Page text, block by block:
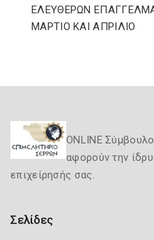
ΕΛΕΥΘΕΡΩΝ
ΜΑΡΤΙΟ ΚΑΙ ΑΠΡΙΛΙΟ
ONLINE
αφορούν την
επιχείρησής σας.
Σελίδες